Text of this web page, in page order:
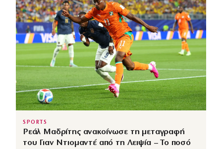
SPORTS
Ρεάλ Μαδρίτης ανακοίνωσε τη μεταγραφή
του Γιαν Ντιομαντέ από τη Λειψία – Το ποσό